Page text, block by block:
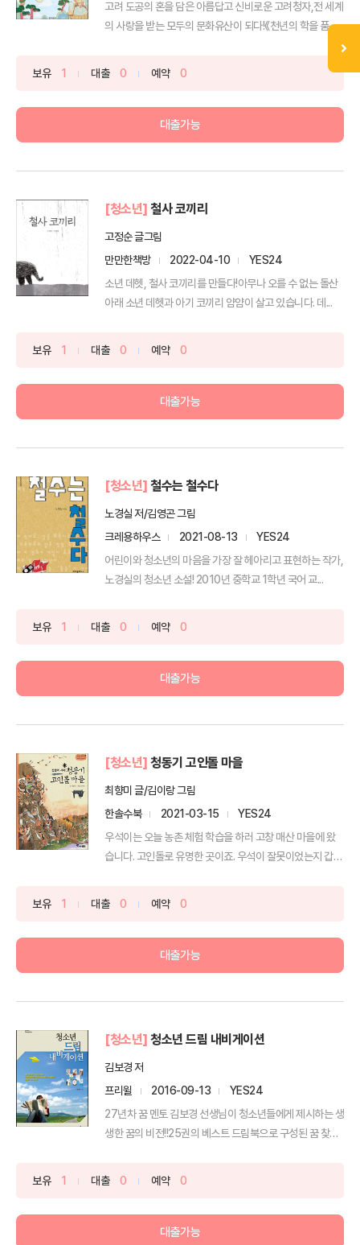
고려 도공의 혼을 담은 아름답고 신비로운 고려청자,전 세계
의 사랑을 받는 모두의 문화유산이 되다!《천년의 학을 품은
보유 1 대출 0 예약 0
대출가능
[청소년] 철사 코끼리
고정순 글그림
만만한책방
2022-04-10
YES24
소년 데헷, 철사 코끼리를 만들다!아무나 오를 수 없는 돌산
아래 소년 데헷과 아기 코끼리 얌얌이 살고 있습니다. 데...
보유 1 대출 0 예약 0
대출가능
[청소년] 철수는 철수다
노경실 저/김영곤 그림
크레용하우스
2021-08-13
YES24
어린이와 청소년의 마음을 가장 잘 헤아리고 표현하는 작가,
노경실의 청소년 소설! 2010년 중학교 1학년 국어 교...
보유 1 대출 0 예약 0
대출가능
[청소년] 청동기 고인돌 마을
최향미 글/김이랑 그림
한솔수북
2021-03-15
YES24
우석이는 오늘 농촌 체험 학습을 하러 고창 매산 마을에 왔
습니다. 고인돌로 유명한 곳이죠. 우석이 잘못이었는지 갑자
보유 1 대출 0 예약 0
대출가능
[청소년] 청소년 드림 내비게이션
김보경 저
프리윌
2016-09-13
YES24
27년차 꿈 멘토 김보경 선생님이 청소년들에게 제시하는 생
생한 꿈의 비전!!25권의 베스트 드림북으로 구성된 꿈 찾
보유 1 대출 0 예약 0
대출가능